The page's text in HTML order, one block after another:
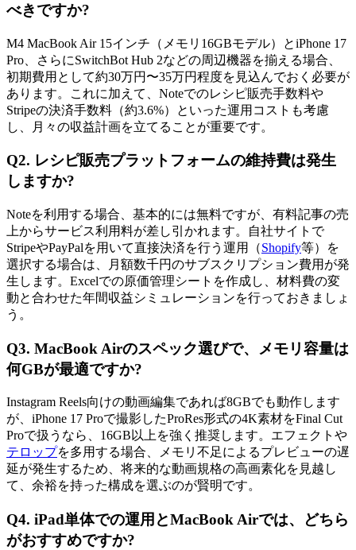
べきですか?
M4 MacBook Air 15インチ（メモリ16GBモデル）とiPhone 17
Pro、さらにSwitchBot Hub 2などの周辺機器を揃える場合、
初期費用として約30万円〜35万円程度を見込んでおく必要が
あります。これに加えて、Noteでのレシピ販売手数料や
Stripeの決済手数料（約3.6%）といった運用コストも考慮
し、月々の収益計画を立てることが重要です。
Q2. レシピ販売プラットフォームの維持費は発生
しますか?
Noteを利用する場合、基本的には無料ですが、有料記事の売
上からサービス利用料が差し引かれます。自社サイトで
StripeやPayPalを用いて直接決済を行う運用（Shopify等）を
選択する場合は、月額数千円のサブスクリプション費用が発
生します。Excelでの原価管理シートを作成し、材料費の変
動と合わせた年間収益シミュレーションを行っておきましょ
う。
Q3. MacBook Airのスペック選びで、メモリ容量は
何GBが最適ですか?
Instagram Reels向けの動画編集であれば8GBでも動作します
が、iPhone 17 Proで撮影したProRes形式の4K素材をFinal Cut
Proで扱うなら、16GB以上を強く推奨します。エフェクトや
テロップを多用する場合、メモリ不足によるプレビューの遅
延が発生するため、将来的な動画規格の高画素化を見越し
て、余裕を持った構成を選ぶのが賢明です。
Q4. iPad単体での運用とMacBook Airでは、どちら
がおすすめですか?